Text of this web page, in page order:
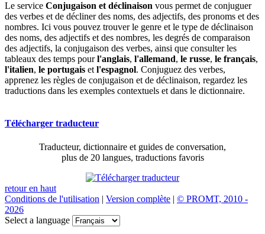
Le service Conjugaison et déclinaison vous permet de conjuguer
des verbes et de décliner des noms, des adjectifs, des pronoms et des
nombres. Ici vous pouvez trouver le genre et le type de déclinaison
des noms, des adjectifs et des nombres, les degrés de comparaison
des adjectifs, la conjugaison des verbes, ainsi que consulter les
tableaux des temps pourl'anglais, l'allemand, le russe, le français,
l'italien, le portugais et l'espagnol. Conjuguez des verbes,
apprenez les règles de conjugaison et de déclinaison, regardez les
traductions dans les exemples contextuels et dans le dictionnaire.
Télécharger traducteur
Traducteur, dictionnaire et guides de conversation,
plus de 20 langues, traductions favoris
retour en haut
Conditions de l'utilisation | Version complète | © PROMT, 2010 -
2026
Select a language